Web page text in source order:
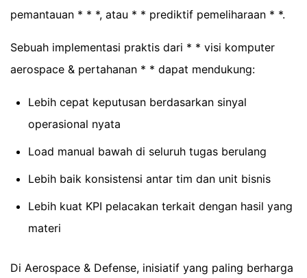
pemantauan * * *, atau * * prediktif pemeliharaan * *.
Sebuah implementasi praktis dari * * visi komputer
aerospace & pertahanan * * dapat mendukung:
Lebih cepat keputusan berdasarkan sinyal
operasional nyata
Load manual bawah di seluruh tugas berulang
Lebih baik konsistensi antar tim dan unit bisnis
Lebih kuat KPI pelacakan terkait dengan hasil yang
materi
Di Aerospace & Defense, inisiatif yang paling berharga